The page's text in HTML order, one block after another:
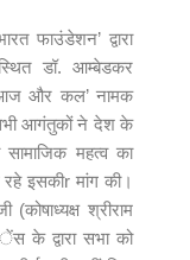
फाउंडेशन’ द्वारा
डॉ. आम्बेडकर
आज और कल’ नामक
आगंतुकों ने देश के
सामाजिक महत्व का
इसकीr मांग की।
(कोषाध्यक्ष श्रीराम
के द्वारा सभा को